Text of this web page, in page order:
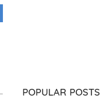
POPULAR POSTS